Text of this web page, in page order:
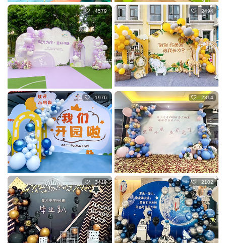
4579 2494
1976 2314
3419 2102